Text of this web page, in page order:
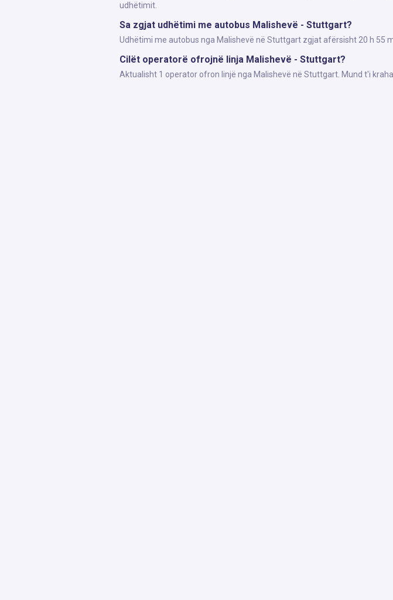
udhëtimit.
Sa zgjat udhëtimi me autobus Malishevë - Stuttgart?
Udhëtimi me autobus nga Malishevë në Stuttgart zgjat afërsisht 20 h 55
Cilët operatorë ofrojnë linja Malishevë - Stuttgart?
Aktualisht 1 operator ofron linjë nga Malishevë në Stuttgart. Mund t'i